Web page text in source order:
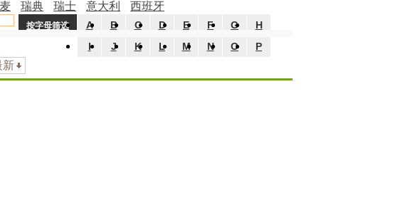
瑞典 瑞士 意大利
西班牙
按字母筛选 A B C D E F G
H
I
J K L M N O
P
新